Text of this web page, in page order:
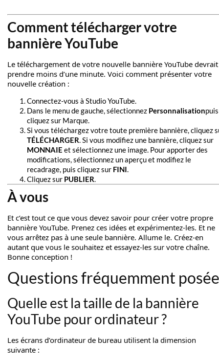
Comment télécharger votre
bannière YouTube
Le téléchargement de votre nouvelle bannière YouTube devrait
prendre moins d’une minute. Voici comment présenter votre
nouvelle création :
Connectez-vous à Studio YouTube.
Dans le menu de gauche, sélectionnez Personnalisationpuis
cliquez sur Marque.
Si vous téléchargez votre toute première bannière, cliquez
TÉLÉCHARGER. Si vous modifiez une bannière, cliquez sur
MONNAIE et sélectionnez une image. Pour apporter des
modifications, sélectionnez un aperçu et modifiez le
recadrage, puis cliquez sur FINI.
Cliquez sur PUBLIER.
À vous
Et c’est tout ce que vous devez savoir pour créer votre propre
bannière YouTube. Prenez ces idées et expérimentez-les. Et ne
vous arrêtez pas à une seule bannière. Allume le. Créez-en
autant que vous le souhaitez et essayez-les sur votre chaîne.
Bonne conception !
Questions fréquemment
Quelle est la taille de la bannière
YouTube pour ordinateur ?
Les écrans d’ordinateur de bureau utilisent la dimension
suivante :